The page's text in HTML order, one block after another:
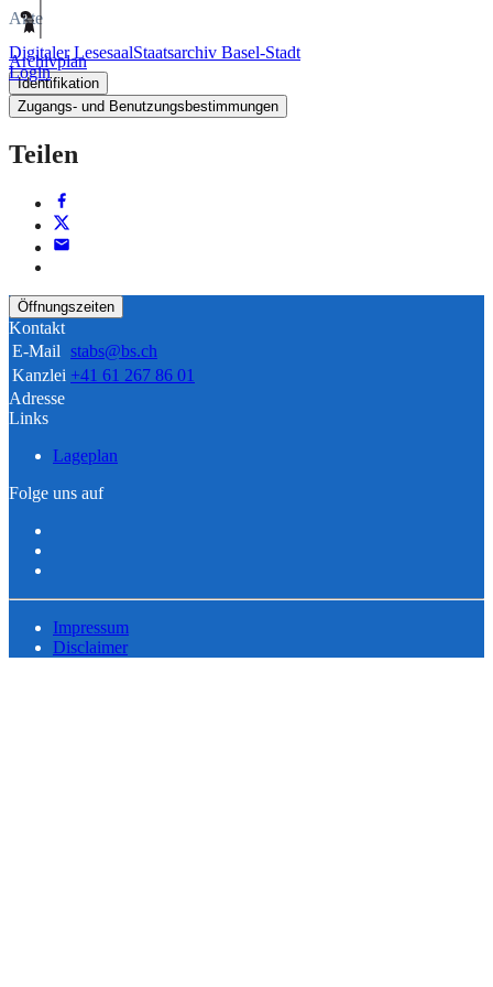
Digitaler LesesaalStaatsarchiv Basel-Stadt
Login
Akte
Archivplan
Identifikation
Zugangs- und Benutzungsbestimmungen
Teilen
Öffnungszeiten
Kontakt
E-Mail stabs@bs.ch
Kanzlei +41 61 267 86 01
Adresse
Links
Lageplan
Folge uns auf
Impressum
Disclaimer